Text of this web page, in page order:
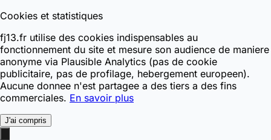
Cookies et statistiques
fj13.fr utilise des cookies indispensables au
fonctionnement du site et mesure son audience de maniere
anonyme via Plausible Analytics (pas de cookie
publicitaire, pas de profilage, hebergement europeen).
Aucune donnee n'est partagee a des tiers a des fins
commerciales. En savoir plus
J'ai compris